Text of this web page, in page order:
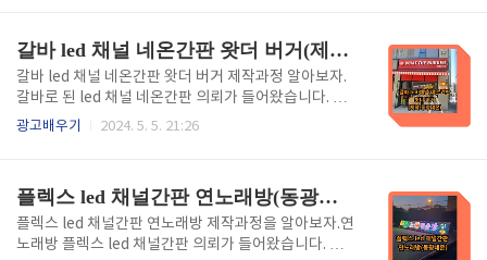
- 1. 에폭시 채널간판이란?. 2, 조립하다. 3. 에폭시간판
과 채널간판 차이점. 4. 시공하다. 5. 완성. 6. 포스팅을
마치며. 1. 에폭시 채널간판이란?내부에 led 조명을
넣어서 맑고 선명한 발광 효과를 내는 금속등 재질로 만
든 채널간판입니다. 에폭시 수지를 사용하여 제작하므
갈바 led 채널 네온간판 왓더 버거(제작:동광네온)
갈바 led 채널 네온간판 왓더 버거 제작과정 알아보자.
갈바로 된 led 채널 네온간판 의뢰가 들어왔습니다. 19
92년에 광고업을 시작하여 올해 32년째인 사장님은 디
아봅니다. - 목차 - 1. 갈바 led 채널간판이란? 2. 틀제
작. 3. 조립. 4.레이져 네온간판제작. 5. 갈바 네온간판
조립. 6. 완성. 7.포스팅을 마치며. 1. 갈바 led 채널
광고배우기 2024. 5. 5. 21:26
플렉스 led 채널간판 연노래방(동광네온)
플렉스 led 채널간판 연노래방 제작과정을 알아보자.연
노래방 플렉스 led 채널간판 의뢰가 들어왔습니다. 채